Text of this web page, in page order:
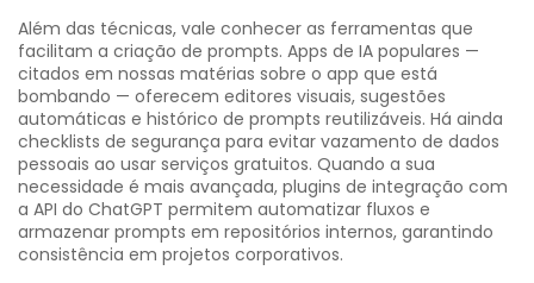
Além das técnicas, vale conhecer as ferramentas que
facilitam a criação de prompts. Apps de IA populares —
citados em nossas matérias sobre o app que está
bombando — oferecem editores visuais, sugestões
automáticas e histórico de prompts reutilizáveis. Há ainda
checklists de segurança para evitar vazamento de dados
pessoais ao usar serviços gratuitos. Quando a sua
necessidade é mais avançada, plugins de integração com
a API do ChatGPT permitem automatizar fluxos e
armazenar prompts em repositórios internos, garantindo
consistência em projetos corporativos.